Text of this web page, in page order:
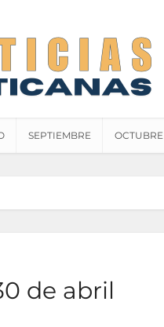
SEPTIEMBRE OCTUBRE
de abril